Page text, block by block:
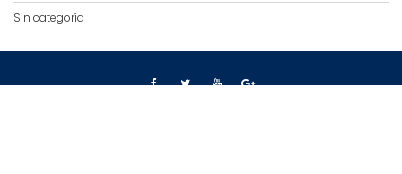
Sin categoría